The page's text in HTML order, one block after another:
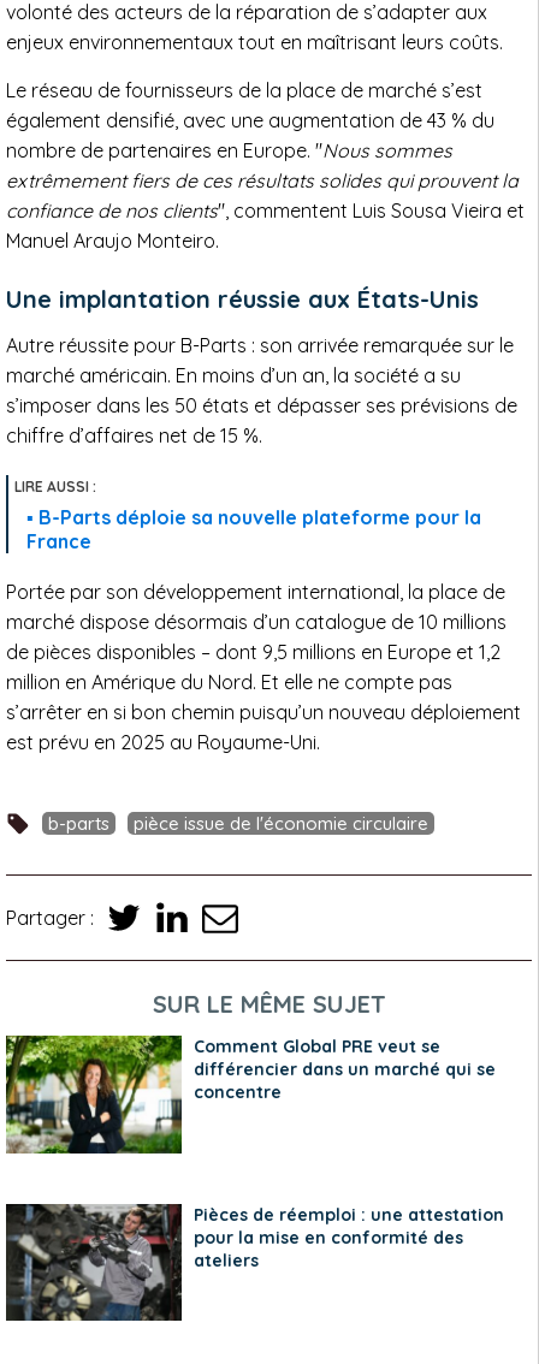
volonté des acteurs de la réparation de s’adapter aux
enjeux environnementaux tout en maîtrisant leurs coûts.
Le réseau de fournisseurs de la place de marché s’est
également densifié, avec une augmentation de 43 % du
nombre de partenaires en Europe. "Nous sommes
extrêmement fiers de ces résultats solides qui prouvent la
confiance de nos clients", commentent Luis Sousa Vieira et
Manuel Araujo Monteiro.
Une implantation réussie aux États-Unis
Autre réussite pour B-Parts : son arrivée remarquée sur le
marché américain. En moins d’un an, la société a su
s’imposer dans les 50 états et dépasser ses prévisions de
chiffre d’affaires net de 15 %.
B-Parts déploie sa nouvelle plateforme pour la
France
Portée par son développement international, la place de
marché dispose désormais d’un catalogue de 10 millions
de pièces disponibles – dont 9,5 millions en Europe et 1,2
million en Amérique du Nord. Et elle ne compte pas
s’arrêter en si bon chemin puisqu’un nouveau déploiement
est prévu en 2025 au Royaume-Uni.
b-parts pièce issue de l'économie circulaire
Partager :
SUR LE MÊME SUJET
Comment Global PRE veut se
différencier dans un marché qui se
concentre
Pièces de réemploi : une attestation
pour la mise en conformité des
ateliers